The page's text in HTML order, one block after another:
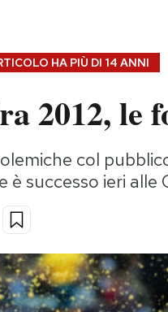
HA PIÙ DI 14 ANNI
2012, le
col
è successo ieri alle